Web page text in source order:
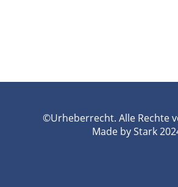
©Urheberrecht. Alle Rechte
Made by Stark